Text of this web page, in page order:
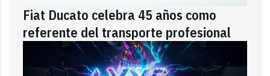
Fiat Ducato celebra 45 años como
referente del transporte profesional